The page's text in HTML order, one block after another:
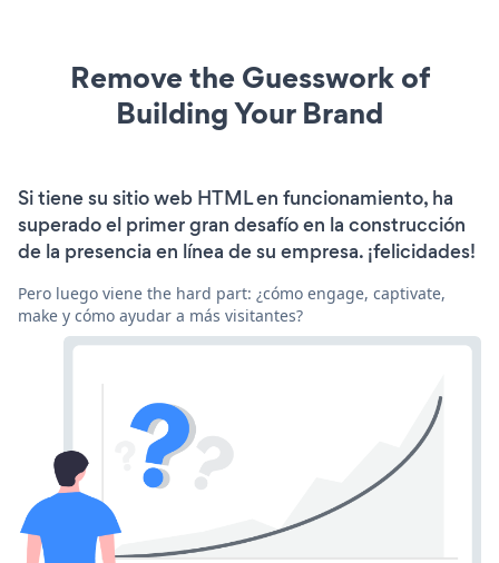
Remove the Guesswork of
Building Your Brand
Si tiene su sitio web HTML en funcionamiento, ha
superado el primer gran desafío en la construcción
de la presencia en línea de su empresa. ¡felicidades!
Pero luego viene the hard part: ¿cómo engage, captivate,
make y cómo ayudar a más visitantes?